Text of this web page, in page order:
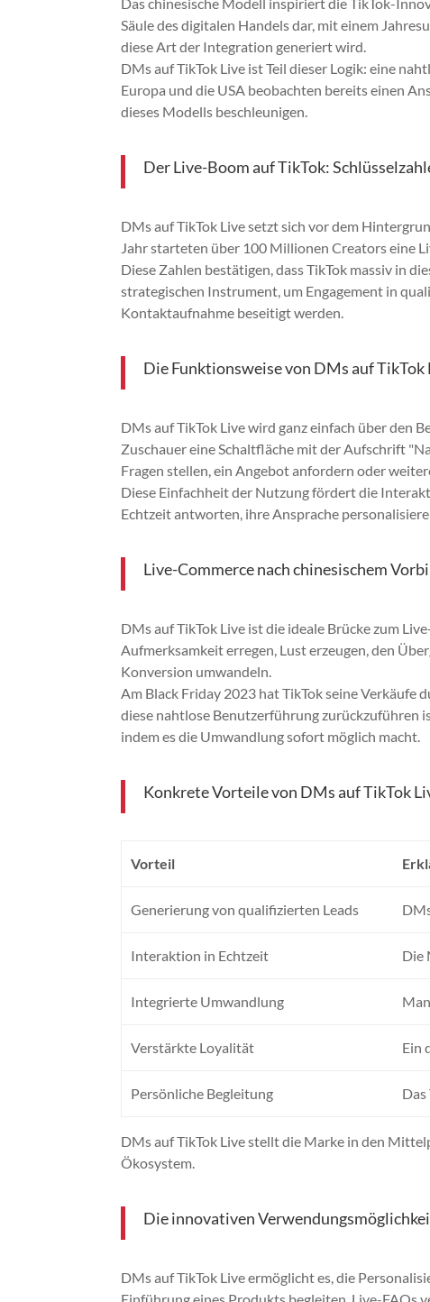
Säule des digitalen Handels dar, mit einem
diese Art der Integration generiert wird.
DMs auf TikTok Live ist Teil dieser Logik: eine
Europa und die USA beobachten bereits einen
dieses Modells beschleunigen.
Der Live-Boom auf TikTok:
DMs auf TikTok Live setzt sich vor dem
Jahr starteten über 100 Millionen Creators eine
Diese Zahlen bestätigen, dass TikTok massiv in
strategischen Instrument, um Engagement in
Kontaktaufnahme beseitigt werden.
Die Funktionsweise von DMs auf TikTok
DMs auf TikTok Live wird ganz einfach über den
Zuschauer eine Schaltfläche mit der Aufschrift
Fragen stellen, ein Angebot anfordern oder
Diese Einfachheit der Nutzung fördert die
Echtzeit antworten, ihre Ansprache
Live-Commerce nach chinesischem
DMs auf TikTok Live ist die ideale Brücke zum
Aufmerksamkeit erregen, Lust erzeugen, den
Konversion umwandeln.
Am Black Friday 2023 hat TikTok seine Verkäufe
diese nahtlose Benutzerführung zurückzuführen
indem es die Umwandlung sofort möglich macht.
Konkrete Vorteile von DMs auf TikTok
Vorteil
Generierung von qualifizierten Leads
Interaktion in Echtzeit Die
Integrierte Umwandlung
Verstärkte Loyalität Ein
Persönliche Begleitung Das
DMs auf TikTok Live stellt die Marke in den
Ökosystem.
Die innovativen
DMs auf TikTok Live ermöglicht es, die